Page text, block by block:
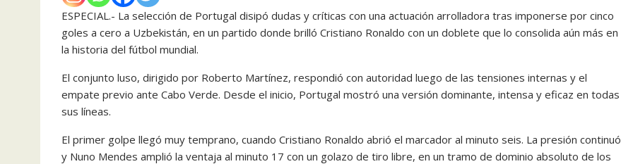
ESPECIAL.- La selección de Portugal disipó dudas y críticas con una actuación arrolladora tras imponerse por cinco
goles a cero a Uzbekistán, en un partido donde brilló Cristiano Ronaldo con un doblete que lo consolida aún más en
la historia del fútbol mundial.
El conjunto luso, dirigido por Roberto Martínez, respondió con autoridad luego de las tensiones internas y el
empate previo ante Cabo Verde. Desde el inicio, Portugal mostró una versión dominante, intensa y eficaz en todas
sus líneas.
El primer golpe llegó muy temprano, cuando Cristiano Ronaldo abrió el marcador al minuto seis. La presión continuó
y Nuno Mendes amplió la ventaja al minuto 17 con un golazo de tiro libre, en un tramo de dominio absoluto de los